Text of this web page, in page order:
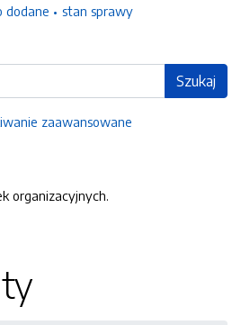
dodane stan sprawy
Szukaj
zaawansowane
organizacyjnych.